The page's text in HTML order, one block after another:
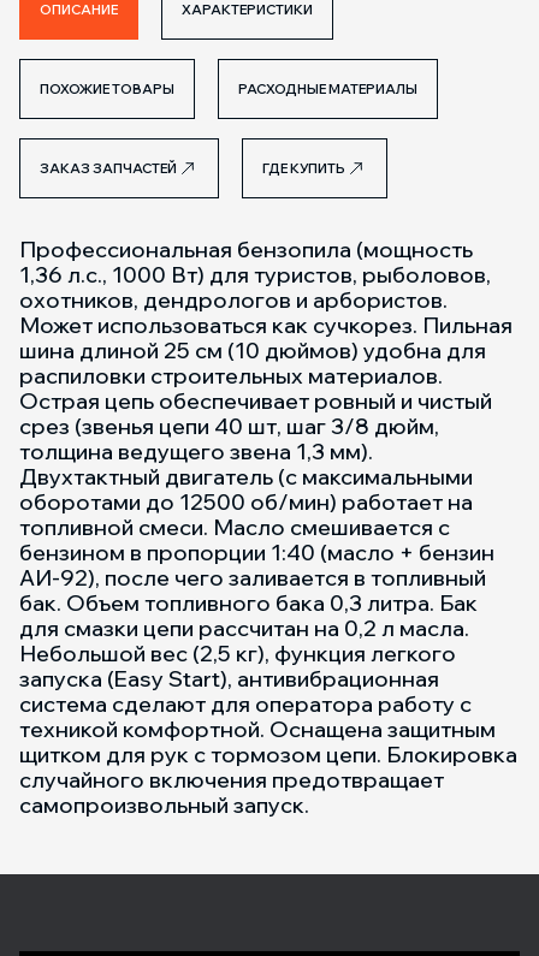
ОПИСАНИЕ ХАРАКТЕРИСТИКИ
ПОХОЖИЕ ТОВАРЫ РАСХОДНЫЕ МАТЕРИАЛЫ
ЗАКАЗ ЗАПЧАСТЕЙ ГДЕ КУПИТЬ
Профессиональная бензопила (мощность
1,36 л.с., 1000 Вт) для туристов, рыболовов,
охотников, дендрологов и арбористов.
Может использоваться как сучкорез. Пильная
шина длиной 25 см (10 дюймов) удобна для
распиловки строительных материалов.
Острая цепь обеспечивает ровный и чистый
срез (звенья цепи 40 шт, шаг 3/8 дюйм,
толщина ведущего звена 1,3 мм).
Двухтактный двигатель (с максимальными
оборотами до 12500 об/мин) работает на
топливной смеси. Масло смешивается с
бензином в пропорции 1:40 (масло + бензин
АИ-92), после чего заливается в топливный
бак. Объем топливного бака 0,3 литра. Бак
для смазки цепи рассчитан на 0,2 л масла.
Небольшой вес (2,5 кг), функция легкого
запуска (Easy Start), антивибрационная
система сделают для оператора работу с
техникой комфортной. Оснащена защитным
щитком для рук с тормозом цепи. Блокировка
случайного включения предотвращает
самопроизвольный запуск.